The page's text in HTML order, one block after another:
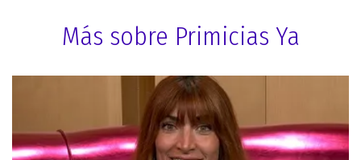
Más sobre Primicias Ya